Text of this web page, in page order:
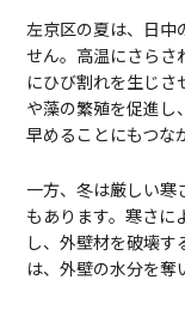
左京区の夏は、日
せん。高温にさらさ
にひび割れを生じさ
や藻の繁殖を促進し
早めることにもつな
一方、冬は厳しい寒
もあります。寒さに
し、外壁材を破壊
は、外壁の水分を奪